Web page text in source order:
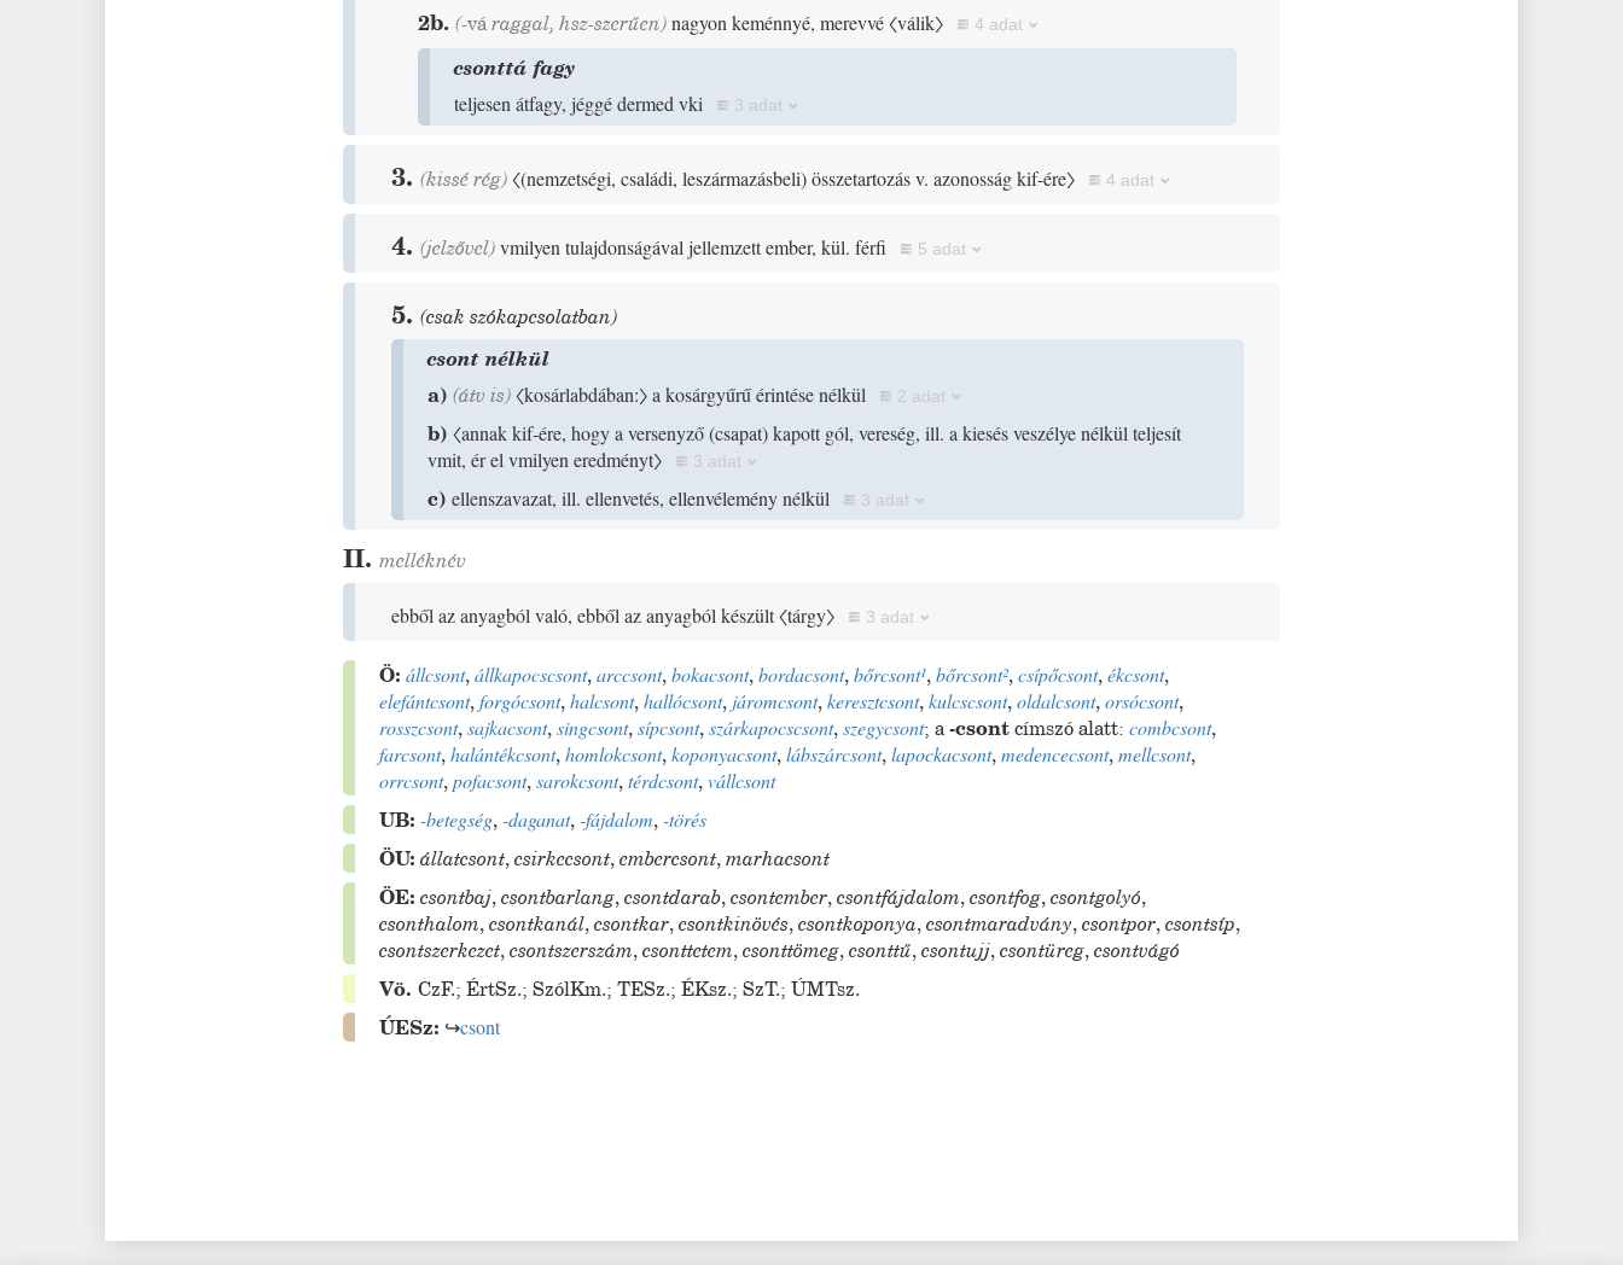
2b.(-váraggal, hsz-szerűen) nagyon keménnyé, merevvé〈válik〉 4 adat
csonttá fagy
teljesen átfagy, jéggé dermed vki 3 adat
3.(kissérég) 〈(nemzetségi, családi, leszármazásbeli)összetartozás v. azonosság kif-ére〉 4 adat
4.(jelzővel) vmilyen tulajdonságával jellemzett ember, kül. férfi 5 adat
5.(csak szókapcsolatban)
csont nélkül
a) (átv is) 〈kosárlabdában:〉a kosárgyűrű érintése nélkül 2 adat
b) 〈annak kif-ére, hogy a versenyző(csapat)kapott gól, vereség, ill. a kiesés veszélye nélkül teljesít
vmit, ér el vmilyen eredményt〉
3 adat
c) ellenszavazat, ill. ellenvetés, ellenvélemény nélkül 3 adat
II.melléknév
ebből az anyagból való, ebből az anyagból készült〈tárgy〉 3 adat
Ö: állcsont,állkapocscsont,arccsont,bokacsont,bordacsont,bőrcsont¹,bőrcsont²,csípőcsont,ékcsont,
elefántcsont,forgócsont,halcsont,hallócsont, járomcsont,keresztcsont,kulcscsont,oldalcsont,orsócsont,
rosszcsont,sajkacsont,singcsont,sípcsont,szárkapocscsont,szegycsont; a-csontcímszó alatt:combcsont,
farcsont,halántékcsont,homlokcsont,koponyacsont,lábszárcsont,lapockacsont,medencecsont,mellcsont,
orrcsont,pofacsont,sarokcsont,térdcsont,vállcsont
UB: -betegség, -daganat, -fájdalom, -törés
ÖU: állatcsont,csirkecsont,embercsont,marhacsont
ÖE: csontbaj,csontbarlang,csontdarab,csontember,csontfájdalom,csontfog,csontgolyó,
csonthalom,csontkanál,csontkar,csontkinövés,csontkoponya,csontmaradvány,csontpor,csontsíp,
csontszerkezet,csontszerszám,csonttetem,csonttömeg,csonttű,csontujj,csontüreg,csontvágó
Vö.CzF.;ÉrtSz.;SzólKm.;TESz.;ÉKsz.;SzT.;ÚMTsz.
ÚESz: ↪csont